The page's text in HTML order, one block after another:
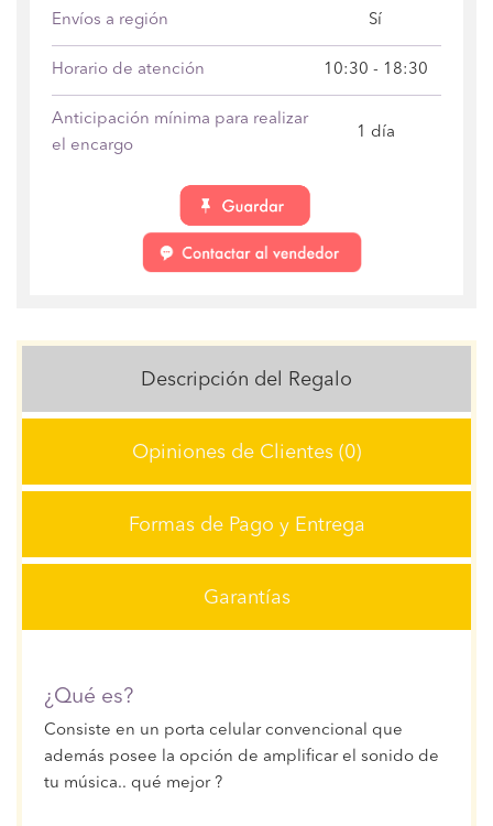
Envíos a región Sí
Horario de atención 10:30 - 18:30
Anticipación mínima para realizar
el encargo
1 día
Descripción del Regalo
Opiniones de Clientes (0)
Formas de Pago y Entrega
Garantías
¿Qué es?
Consiste en un porta celular convencional que
además posee la opción de amplificar el sonido de
tu música.. qué mejor ?